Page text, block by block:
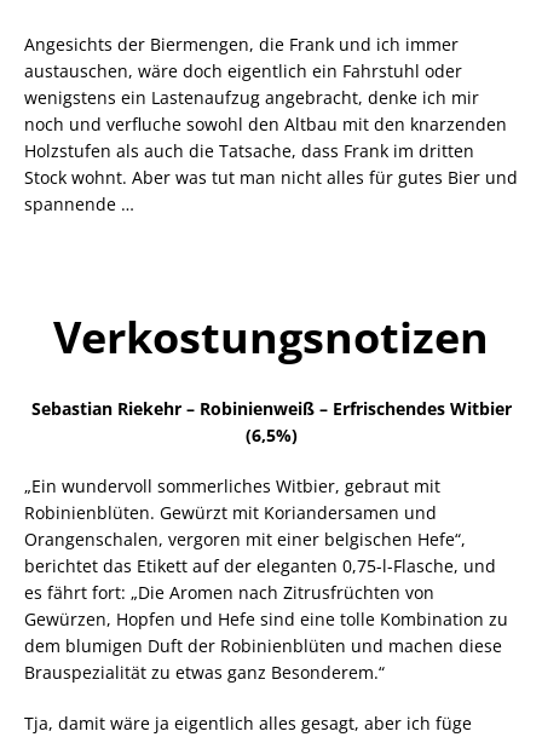
Angesichts der Biermengen, die Frank und ich immer
austauschen, wäre doch eigentlich ein Fahrstuhl oder
wenigstens ein Lastenaufzug angebracht, denke ich mir
noch und verfluche sowohl den Altbau mit den knarzenden
Holzstufen als auch die Tatsache, dass Frank im dritten
Stock wohnt. Aber was tut man nicht alles für gutes Bier und
spannende …
Verkostungsnotizen
Sebastian Riekehr – Robinienweiß – Erfrischendes Witbier
(6,5%)
„Ein wundervoll sommerliches Witbier, gebraut mit
Robinienblüten. Gewürzt mit Koriandersamen und
Orangenschalen, vergoren mit einer belgischen Hefe“,
berichtet das Etikett auf der eleganten 0,75-l-Flasche, und
es fährt fort: „Die Aromen nach Zitrusfrüchten von
Gewürzen, Hopfen und Hefe sind eine tolle Kombination zu
dem blumigen Duft der Robinienblüten und machen diese
Brauspezialität zu etwas ganz Besonderem.“
Tja, damit wäre ja eigentlich alles gesagt, aber ich füge